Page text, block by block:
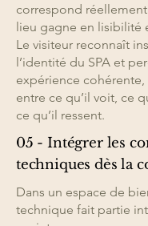
correspond réellement
lieu gagne en lisibilité
Le visiteur reconnaît
l’identité du SPA et
expérience cohérente,
entre ce qu’il voit, ce
ce qu’il ressent.
05 - Intégrer les
techniques dès la
Dans un espace de
technique fait partie